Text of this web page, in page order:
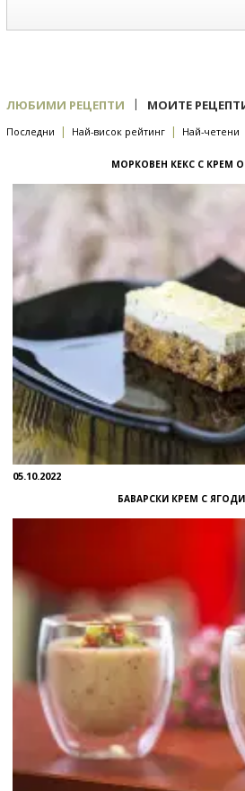
ЛЮБИМИ РЕЦЕПТИ | МОИТЕ
Последни | Най-висок рейтинг | Най-четени
МОРКОВЕН КЕКС С КРЕМ
05.10.2022
БАВАРСКИ КРЕМ С